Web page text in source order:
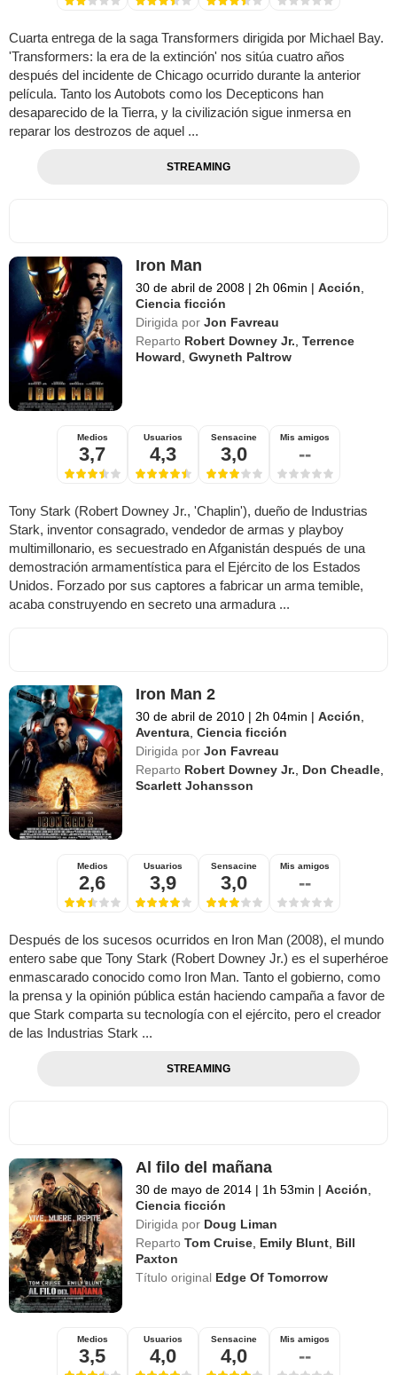
Cuarta entrega de la saga Transformers dirigida por Michael Bay.
'Transformers: la era de la extinción' nos sitúa cuatro años
después del incidente de Chicago ocurrido durante la anterior
película. Tanto los Autobots como los Decepticons han
desaparecido de la Tierra, y la civilización sigue inmersa en
reparar los destrozos de aquel ...
STREAMING
Iron Man
30 de abril de 2008 | 2h 06min | Acción
Ciencia ficción
Dirigida por Jon Favreau
Reparto Robert Downey Jr. ,Terrence
Howard ,Gwyneth Paltrow
Medios
3,7
Usuarios
4,3
Sensacine
3,0
Mis amigos
--
Tony Stark (Robert Downey Jr., 'Chaplin'), dueño de Industrias
Stark, inventor consagrado, vendedor de armas y playboy
multimillonario, es secuestrado en Afganistán después de una
demostración armamentística para el Ejército de los Estados
Unidos. Forzado por sus captores a fabricar un arma temible,
acaba construyendo en secreto una armadura ...
Iron Man 2
30 de abril de 2010 | 2h 04min | Acción
Aventura ,Ciencia ficción
Dirigida por Jon Favreau
Reparto Robert Downey Jr. Don Cheadle
Scarlett Johansson
Medios
2,6
Usuarios
3,9
Sensacine
3,0
Mis amigos
--
Después de los sucesos ocurridos en Iron Man (2008), el mundo
entero sabe que Tony Stark (Robert Downey Jr.) es el superhéroe
enmascarado conocido como Iron Man. Tanto el gobierno, como
la prensa y la opinión pública están haciendo campaña a favor de
que Stark comparta su tecnología con el ejército, pero el creador
de las Industrias Stark ...
STREAMING
Al filo del mañana
30 de mayo de 2014 | 1h 53min | Acción
Ciencia ficción
Dirigida por Doug Liman
Reparto Tom Cruise Emily Blunt Bill
Paxton
Título original Edge Of Tomorrow
Medios
3,5
Usuarios
4,0
Sensacine
4,0
Mis amigos
--